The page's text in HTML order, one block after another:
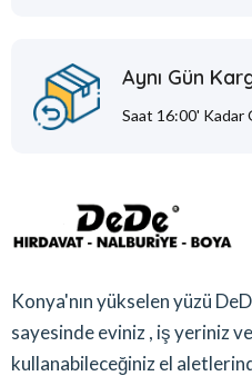
Aynı Gün
Saat 16:00' Kadar
Konya'nın yükselen yüzü
sayesinde eviniz , iş yeriniz
kullanabileceğiniz el